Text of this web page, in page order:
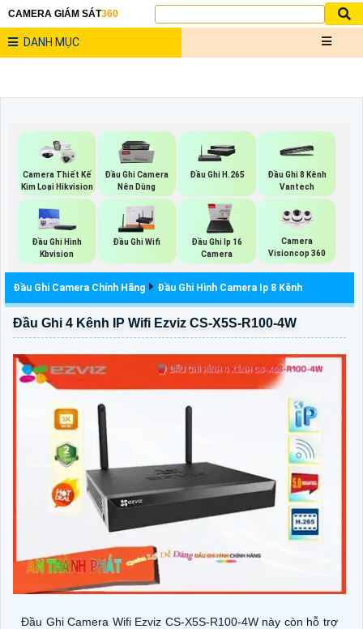
CAMERA GIÁM SÁT360
DANH MỤC
Camera Thiết Kế
Kim Loại Hikvision
Đầu Ghi Camera
Nên Dùng
Đầu Ghi H.265
Đầu Ghi 8 Kênh
Vantech
Đầu Ghi Hình
Kbvision
Đầu Ghi Wifi
Đầu Ghi Ip 16
Camera
Camera
Visioncop 360
Đầu Ghi Camera Chính Hãng Đầu Ghi Hình Camera Ip 8 Kênh
Đầu Ghi 4 Kênh IP Wifi Ezviz CS-X5S-R100-4W
Đầu Ghi Camera Wifi Ezviz CS-X5S-R100-4W này còn hỗ trợ